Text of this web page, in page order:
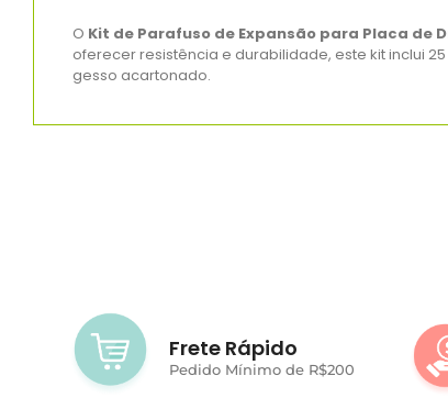
O Kit de Parafuso de Expansão para Placa de
oferecer resistência e durabilidade, este kit inclui
gesso acartonado.
Frete Rápido
Pedido Mínimo de R$200